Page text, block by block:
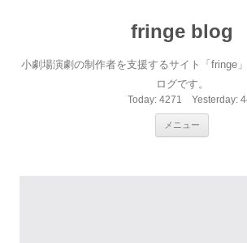
fringe blog
小劇場演劇の制作者を支援するサイト「fringe
ログです。
Today: 4271 Yesterday:
メニュー